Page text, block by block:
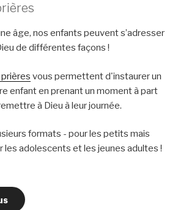
âge, nos enfants peuvent s’adresser
de différentes façons !
vous permettent d'instaurer un
enfant en prenant un moment à part
à Dieu à leur journée.
formats - pour les petits mais
les adolescents et les jeunes adultes !